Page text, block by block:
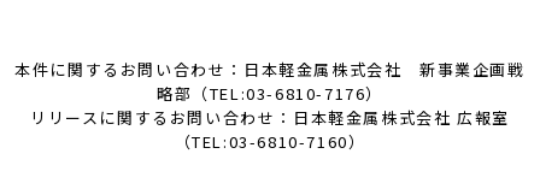
本件に関するお問い合わせ：日本軽金属株式会社 新事業企画戦
略部（TEL:03-6810-7176）
リリースに関するお問い合わせ：日本軽金属株式会社 広報室
（TEL:03-6810-7160）